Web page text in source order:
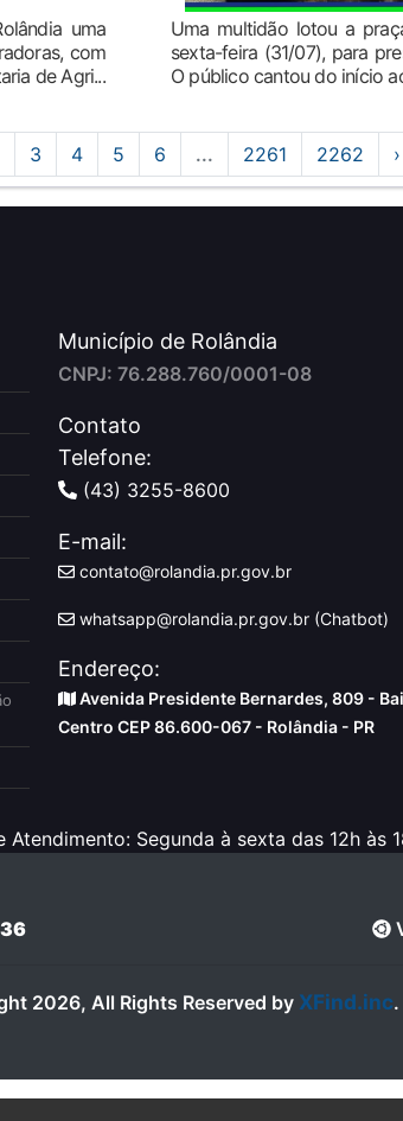
uma
com
de Agri...
Uma multidão lotou a
sexta-feira (31/07), para
O público cantou do início
3 4 5 6 ... 2261 2262 ›
Município de Rolândia
CNPJ: 76.288.760/0001-08
Contato
Telefone:
(43) 3255-8600
E-mail:
contato@rolandia.pr.gov.br
whatsapp@rolandia.pr.gov.br (Chatbot)
Endereço:
Avenida Presidente Bernardes, 809 -
Centro CEP 86.600-067 - Rolândia - PR
Atendimento: Segunda à sexta das 12h às
2026, All Rights Reserved by XFind.inc.